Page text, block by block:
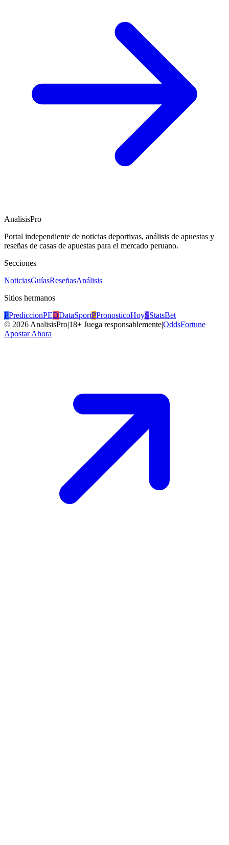
AnalisisPro
Portal independiente de noticias deportivas, análisis de apuestas y
reseñas de casas de apuestas para el mercado peruano.
Secciones
NoticiasGuíasReseñasAnálisis
Sitios hermanos
PPrediccionPEDDataSportPPronosticoHoySStatsBet
© 2026AnalisisPro|18+ Juega responsablemente|OddsFortune
Apostar Ahora